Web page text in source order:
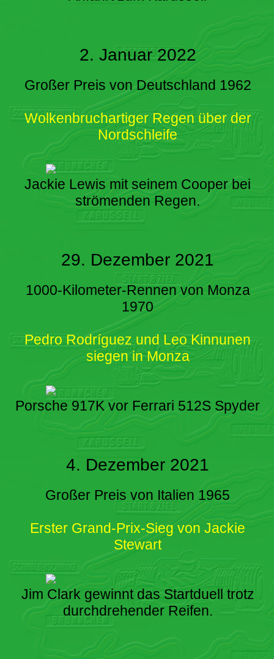
2. Januar 2022
Großer Preis von Deutschland 1962
Wolkenbruchartiger Regen über der
Nordschleife
Jackie Lewis mit seinem Cooper bei
strömenden Regen.
29. Dezember 2021
1000-Kilometer-Rennen von Monza
1970
Pedro Rodríguez und Leo Kinnunen
siegen in Monza
Porsche 917K vor Ferrari 512S Spyder
4. Dezember 2021
Großer Preis von Italien 1965
Erster Grand-Prix-Sieg von Jackie
Stewart
Jim Clark gewinnt das Startduell trotz
durchdrehender Reifen.